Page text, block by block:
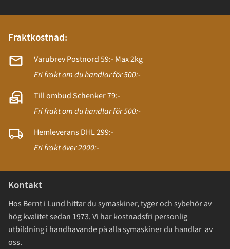
Fraktkostnad:
Varubrev Postnord 59:- Max 2kg
Fri frakt om du handlar för 500:-
Till ombud Schenker 79:-
Fri frakt om du handlar för 500:-
Hemleverans DHL 299:-
Fri frakt över 2000:-
Kontakt
Hos Bernt i Lund hittar du symaskiner, tyger och sybehör av
hög kvalitet sedan 1973. Vi har kostnadsfri personlig
utbildning i handhavande på alla symaskiner du handlar av
oss.